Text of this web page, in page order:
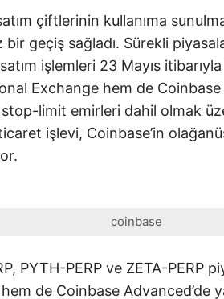
çiftlerinin kullanıma
bir geçiş sağladı. Sürekli
işlemleri 23 Mayıs
Exchange hem de
limit emirleri dahil olmak
işlevi, Coinbase’in
coinbase
PYTH-PERP ve ZETA-PERP
de Coinbase Advanced’de